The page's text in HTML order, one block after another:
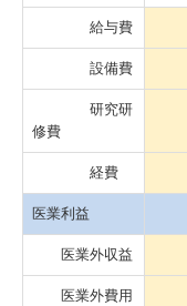
給与費
設備費
研究研
修費
経費
医業利益
医業外収益
医業外費用